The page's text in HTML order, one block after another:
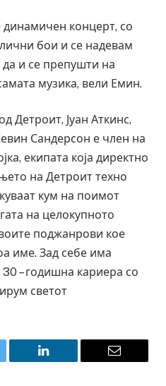
концерт, со
бои и се надевам
и се препушти на
музика, вели Емин.
Детроит, Јуан Аткинс,
Сандерсон е член на
екипата која директно
на Детроит техно
кум на поимот
на целокупното
поджанрови кое
име. Зад себе има
– годишна кариера со
светот
LinkedIn Email